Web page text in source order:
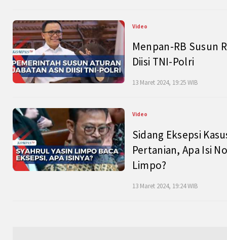
Video
Menpan-RB Susun
Diisi TNI-Polri
13 Maret 2024, 19:25 WIB
Video
Sidang Eksepsi
Pertanian, Apa Isi
Limpo?
13 Maret 2024, 19:24 WIB